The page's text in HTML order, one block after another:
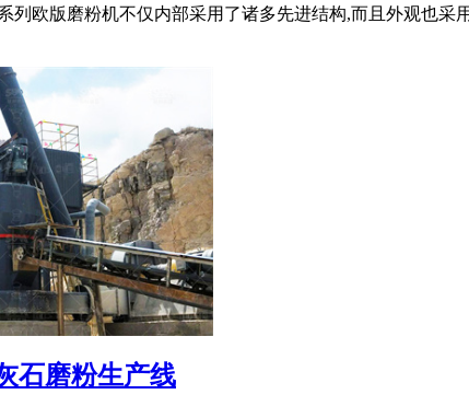
列欧版磨粉机不仅内部采用了诸多先进结构,而且外观也
石磨粉生产线